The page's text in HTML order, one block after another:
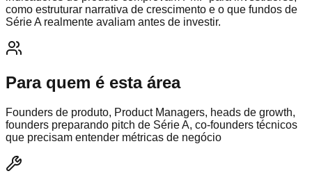
como estruturar narrativa de crescimento e o que fundos de
Série A realmente avaliam antes de investir.
Para quem é esta área
Founders de produto, Product Managers, heads de growth,
founders preparando pitch de Série A, co-founders técnicos
que precisam entender métricas de negócio